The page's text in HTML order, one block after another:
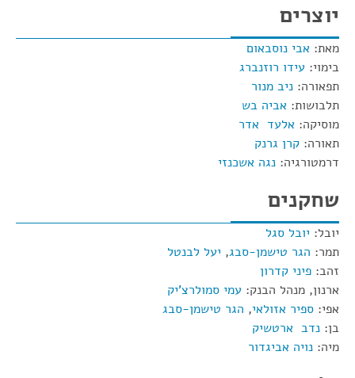
יוצרים
מאת: אבי נוסבאום
בימוי: עידו רוזנברג
תפאורה: ניב מנור
תלבושות: אביה בש
מוסיקה: אלעד אדר
תאורה: קרן גרנק
דרמטורגיה: נגה אשכנזי
שחקנים
יובל: יובל סגל
תמר: הגר טישמן-סבג, יעל לבנטל
זהב: פיני קדרון
ארנון, מנהל הבנק: עמי סמולרצ'יק
אפי: ספיר אזולאי, הגר טישמן-סבג
בן: נדב ארטשיק
מיה: נויה אביגדור